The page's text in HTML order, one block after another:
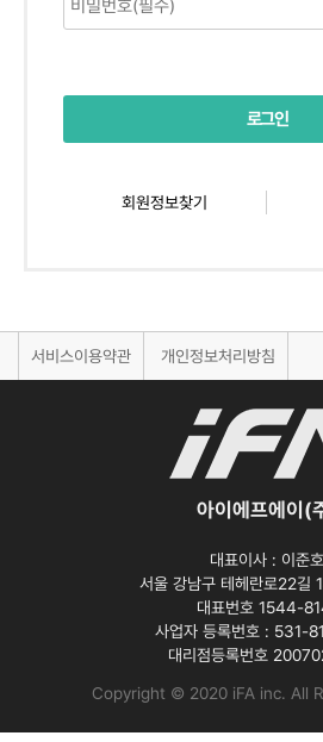
회원정보찾기
서비스이용약관 개인정보처리방침
아이에프에이(
대표이사 : 이준호
서울 강남구 테헤란로22길
대표번호 1544-
사업자 등록번호 : 531-
대리점등록번호
Copyright © 2020 iFA inc. All